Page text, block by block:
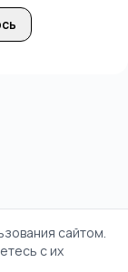
сайтом.
с их